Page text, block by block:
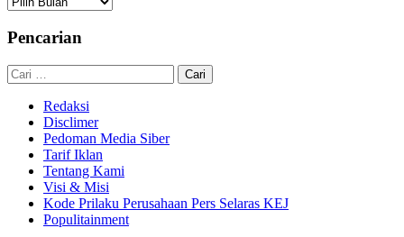
Pencarian
Cari
untuk:
Redaksi
Disclimer
Pedoman Media Siber
Tarif Iklan
Tentang Kami
Visi & Misi
Kode Prilaku Perusahaan Pers Selaras KEJ
Populitainment